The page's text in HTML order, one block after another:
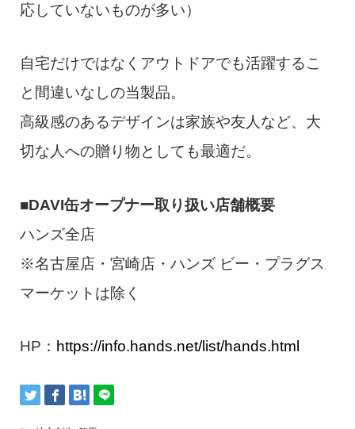
応していないものが多い）
自宅だけではなくアウトドアでも活躍するこ
と間違いなしの当製品。
高級感のあるデザインは家族や友人など、大
切な人への贈り物としても最適だ。
■DAVI缶オープナー取り扱い店舗概要
ハンズ全店
※名古屋店・宮崎店・ハンズ ビー・プラグス
マーケットは除く
HP： https://info.hands.net/list/hands.html